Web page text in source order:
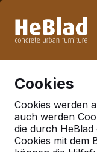
Woche 33 nicht.
Cookies
Cookies werden
auch werden
die durch HeBlad
Cookies mit dem
Deutschland